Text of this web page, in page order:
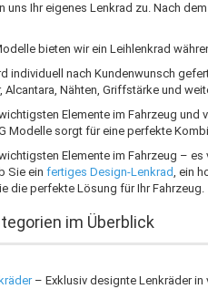
uns Ihr eigenes Lenkrad zu. Nach
bieten wir ein Leihlenkrad
individuell nach Kundenwunsch
Alcantara, Nähten, Griffstärke und
Elemente im Fahrzeug und
Modelle sorgt für eine perfekte
Elemente im Fahrzeug –
Sie ein fertiges Design-Lenkrad, ein
die perfekte Lösung für Ihr Fahrzeug.
im Überblick
– Exklusiv designte Lenkräder in